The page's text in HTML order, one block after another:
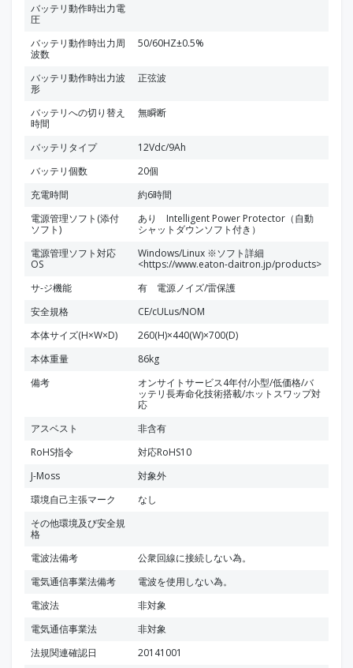
バッテリ動作時出力電
圧
バッテリ動作時出力周
波数
50/60HZ±0.5%
バッテリ動作時出力波
形
正弦波
バッテリへの切り替え
時間
無瞬断
バッテリタイプ
12Vdc/9Ah
バッテリ個数
20個
充電時間
約6時間
電源管理ソフト(添付
ソフト)
あり Intelligent Power Protector（自動
シャットダウンソフト付き）
電源管理ソフト対応
OS
Windows/Linux ※ソフト詳細
<https://www.eaton-daitron.jp/products>
サ-ジ機能
有 電源ノイズ/雷保護
安全規格
CE/cULus/NOM
本体サイズ(H×W×D)
260(H)×440(W)×700(D)
本体重量
86kg
備考
オンサイトサービス4年付/小型/低価格/バ
ッテリ長寿命化技術搭載/ホットスワップ対
応
アスベスト
非含有
RoHS指令
対応RoHS10
J-Moss
対象外
環境自己主張マーク
なし
その他環境及び安全規
格
電波法備考
公衆回線に接続しない為。
電気通信事業法備考
電波を使用しない為。
電波法
非対象
電気通信事業法
非対象
法規関連確認日
20141001